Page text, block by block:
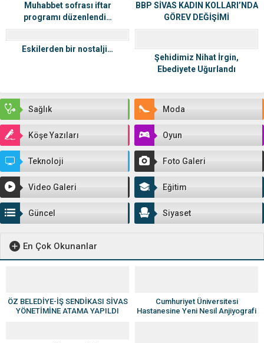
Muhabbet sofrası iftar
programı düzenlendi…
BBP SİVAS KADIN KOLLARI’NDA
GÖREV DEĞİŞİMİ
Eskilerden bir nostalji…
Şehidimiz Nihat İrgin,
Ebediyete Uğurlandı
Sağlık Moda
Köşe Yazıları Oyun
Teknoloji Foto Galeri
Video Galeri Eğitim
Güncel Siyaset
En Çok Okunanlar
ÖZ BELEDİYE-İŞ SENDİKASI SİVAS
YÖNETİMİNE ATAMA YAPILDI
Cumhuriyet Üniversitesi
Hastanesine Yeni Nesil Anjiyografi